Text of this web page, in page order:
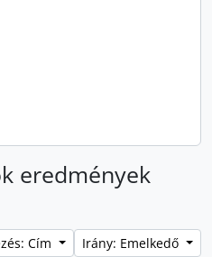
eredmények
Cím Irány: Emelkedő